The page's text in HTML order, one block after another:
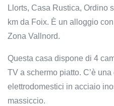
Llorts, Casa Rustica, Ordino
km da Foix. È un alloggio
Zona Vallnord.
Questa casa dispone di 4
TV a schermo piatto. C’è
elettrodomestici in acciaio
massiccio.